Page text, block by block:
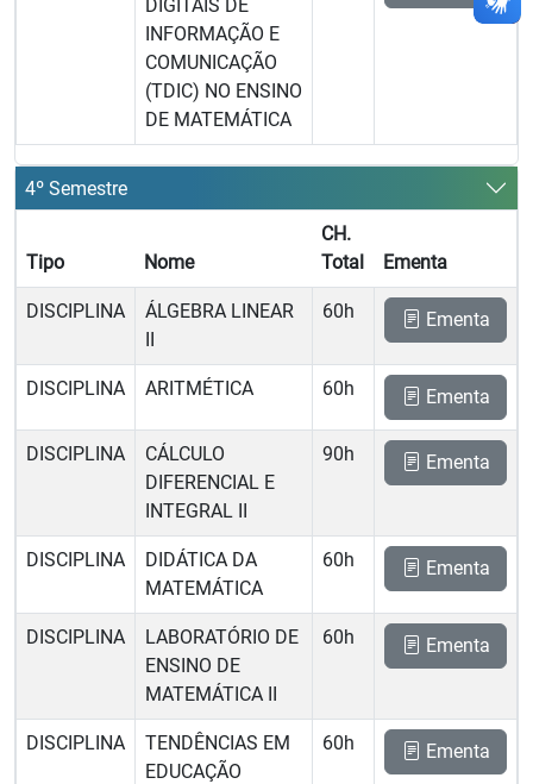
DIGITAIS DE
INFORMAÇÃO E
COMUNICAÇÃO
(TDIC) NO ENSINO
DE MATEMÁTICA
4º Semestre
Tipo Nome
CH.
Total
Ementa
DISCIPLINA
ÁLGEBRA LINEAR
II
60h Ementa
DISCIPLINA ARITMÉTICA 60h Ementa
DISCIPLINA
CÁLCULO
DIFERENCIAL E
INTEGRAL II
90h Ementa
DISCIPLINA
DIDÁTICA DA
MATEMÁTICA
60h Ementa
DISCIPLINA
LABORATÓRIO DE
ENSINO DE
MATEMÁTICA II
60h Ementa
DISCIPLINA
TENDÊNCIAS EM
EDUCAÇÃO
60h Ementa